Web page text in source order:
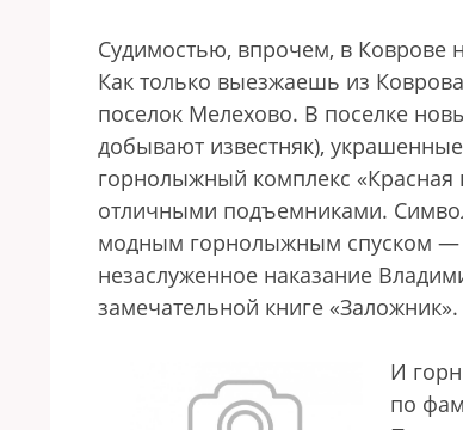
Судимостью, впрочем, в Коврове
Как только выезжаешь из
поселок Мелехово. В поселке
добывают известняк),
горнолыжный комплекс «Красная
отличными подъемниками.
модным горнолыжным спуском —
незаслуженное наказание
замечательной книге «Заложник».
И
по